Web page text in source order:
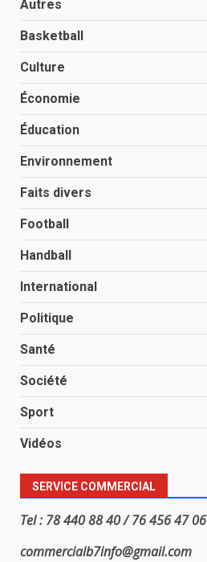
Autres
Basketball
Culture
Économie
Éducation
Environnement
Faits divers
Football
Handball
International
Politique
Santé
Société
Sport
Vidéos
SERVICE COMMERCIAL
Tel : 78 440 88 40 / 76 456 47 06
commercialb7info@gmail.com